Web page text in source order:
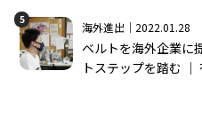
5
海外進出｜2022.01.28
ベルトを海外企業に
トステップを踏む │